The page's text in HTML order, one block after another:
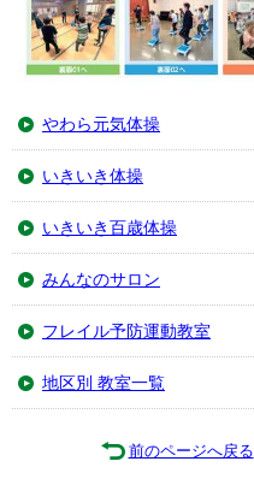
やわら元気体操
いきいき体操
いきいき百歳体操
みんなのサロン
フレイル予防運動教室
地区別 教室一覧
前のページへ戻る